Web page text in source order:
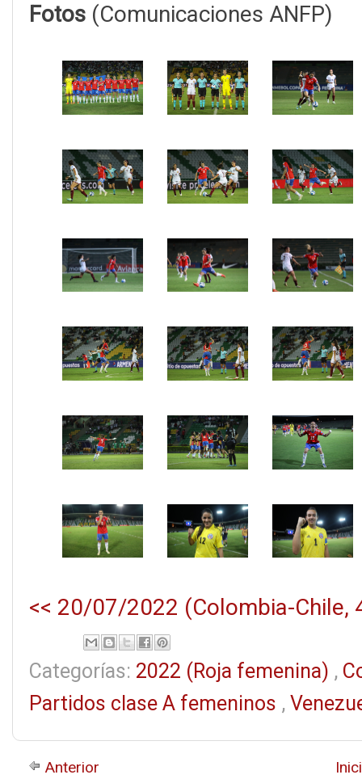
Fotos (Comunicaciones ANFP)
<< 20/07/2022 (Colombia-Chile,
Categorías: 2022 (Roja femenina) ,
Partidos clase A femeninos ,
Anterior